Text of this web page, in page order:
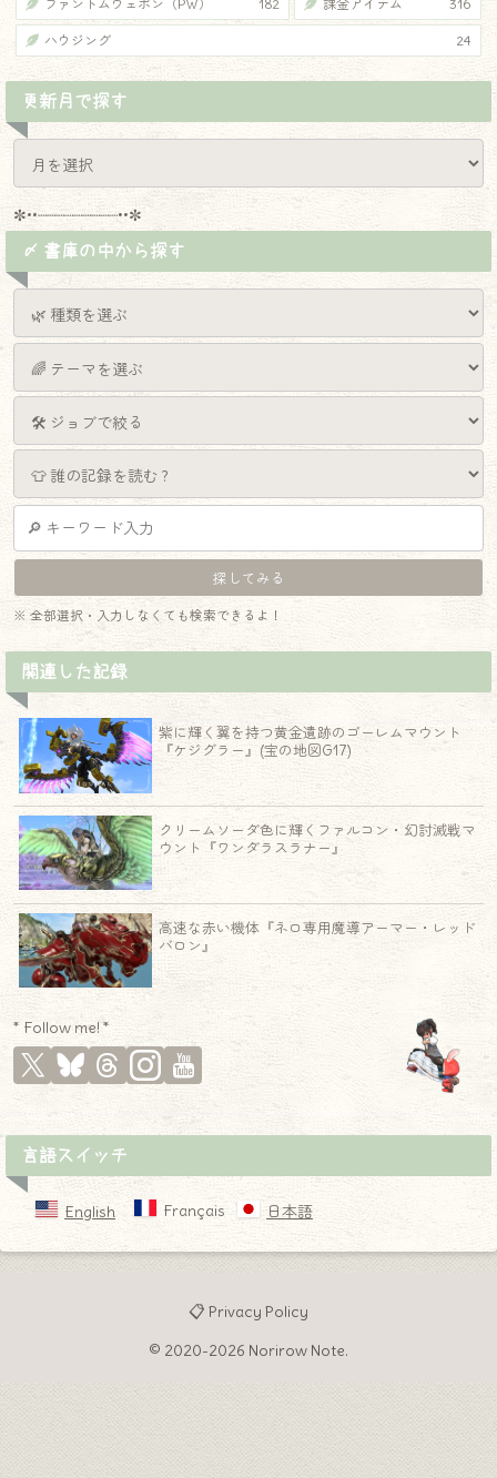
ファントムウェポン（PW） 182 課金アイテム 316
ハウジング 24
更新月で探す
✼••┈┈┈┈┈┈┈┈┈••✼
〆 書庫の中から探す
※ 全部選択・入力しなくても検索できるよ！
関連した記録
紫に輝く翼を持つ黄金遺跡のゴーレムマウント
『ケジグラー』(宝の地図G17)
クリームソーダ色に輝くファルコン・幻討滅戦マ
ウント『ワンダラスラナー』
高速な赤い機体『ネロ専用魔導アーマー・レッド
バロン』
* Follow me! *
言語スイッチ
English Français 日本語
📋 Privacy Policy
© 2020-2026 Norirow Note.